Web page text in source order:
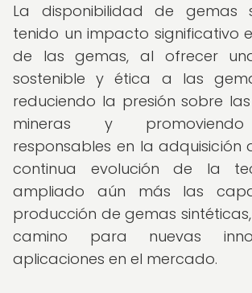
La disponibilidad de gemas
tenido un impacto significativo
de las gemas, al ofrecer
sostenible y ética a las
reduciendo la presión sobre
mineras y
responsables en la adquisición
continua evolución de la
ampliado aún más las
producción de gemas
camino para nuevas
aplicaciones en el mercado.